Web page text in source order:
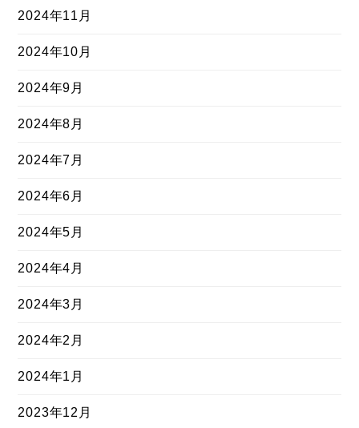
2024年11月
2024年10月
2024年9月
2024年8月
2024年7月
2024年6月
2024年5月
2024年4月
2024年3月
2024年2月
2024年1月
2023年12月